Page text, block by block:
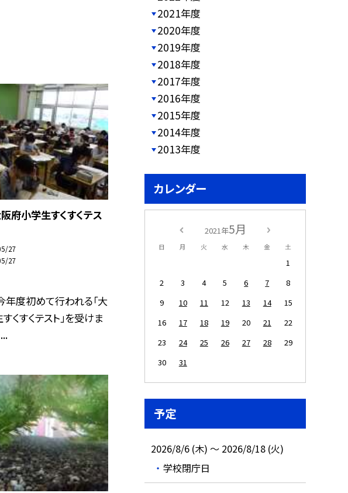
府小学生すくすくテス
27
27
年度初めて行われる「大
くすくテスト」を受けま
2021年度
2020年度
2019年度
2018年度
2017年度
2016年度
2015年度
2014年度
2013年度
カレンダー
2021年5月
日 月 火 水 木 金 土
1
2
3 4 5 6 7
8
9
10 11 12 13 14
15
16
17 18 19 20 21
22
23
24 25 26 27 28
29
30
31
予定
2026/8/6 (木) ～ 2026/8/18 (火)
学校閉庁日